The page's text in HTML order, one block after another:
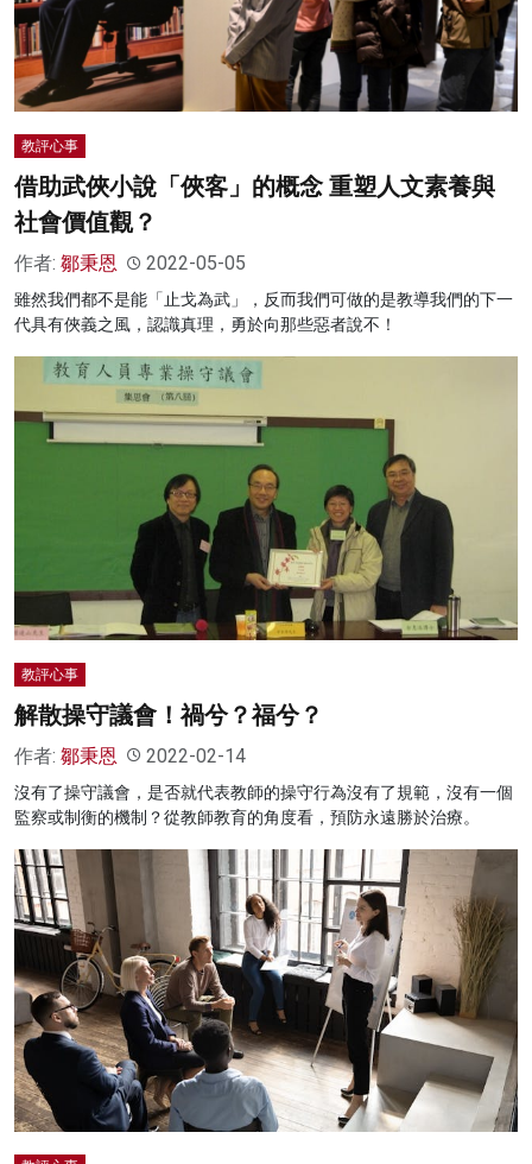
教評心事
借助武俠小說「俠客」的概念 重塑人文素養與
社會價值觀？
作者: 鄒秉恩 2022-05-05
雖然我們都不是能「止戈為武」，反而我們可做的是教導我們的下一
代具有俠義之風，認識真理，勇於向那些惡者說不！
教評心事
解散操守議會！禍兮？福兮？
作者: 鄒秉恩 2022-02-14
沒有了操守議會，是否就代表教師的操守行為沒有了規範，沒有一個
監察或制衡的機制？從教師教育的角度看，預防永遠勝於治療。